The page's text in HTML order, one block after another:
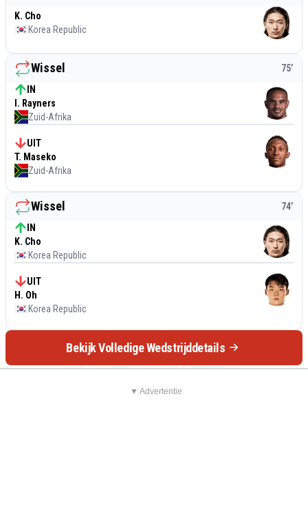
K. Cho
Korea Republic
Wissel 75’
IN
I. Rayners
Zuid-Afrika
UIT
T. Maseko
Zuid-Afrika
Wissel 74’
IN
K. Cho
Korea Republic
UIT
H. Oh
Korea Republic
Bekijk Volledige Wedstrijddetails
▼ Advertentie